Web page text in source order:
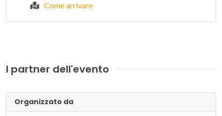
Come arrivare
I partner dell'evento
Organizzato da